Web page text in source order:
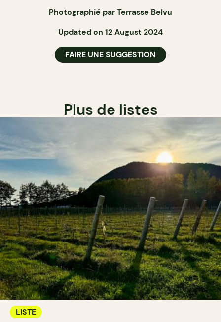
Photographié par Terrasse Belvu
Updated on 12 August 2024
FAIRE UNE SUGGESTION
Plus de listes
LISTE